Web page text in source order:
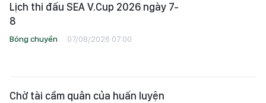
Lịch thi đấu SEA V.Cup 2026 ngày 7-
8
Bóng chuyền 07/08/2026 07:00
Chờ tài cầm quân của huấn luyện